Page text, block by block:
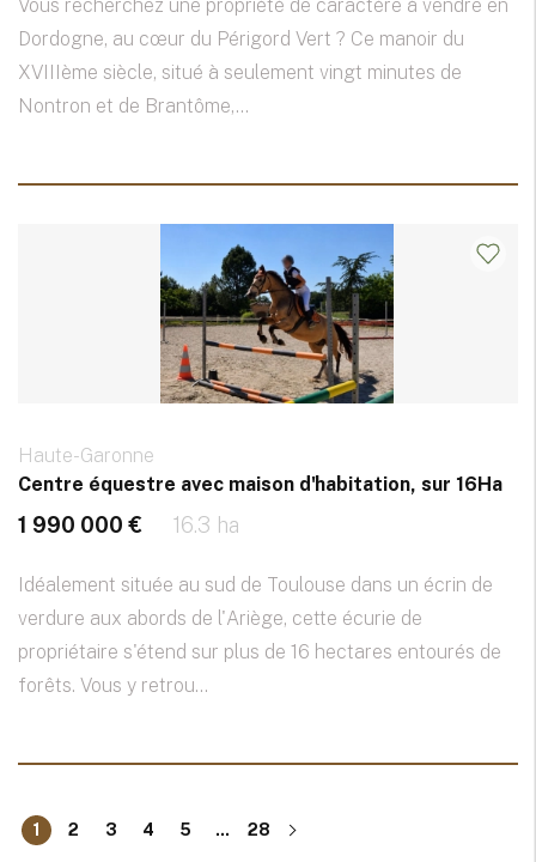
Vous recherchez une propriété de caractère à vendre en
Dordogne, au cœur du Périgord Vert ? Ce manoir du
XVIIIème siècle, situé à seulement vingt minutes de
Nontron et de Brantôme,...
Haute-Garonne
Centre équestre avec maison d'habitation, sur 16Ha
1 990 000 € 16.3 ha
Idéalement située au sud de Toulouse dans un écrin de
verdure aux abords de l'Ariège, cette écurie de
propriétaire s'étend sur plus de 16 hectares entourés de
forêts. Vous y retrou...
1 2 3 4 5 ... 28